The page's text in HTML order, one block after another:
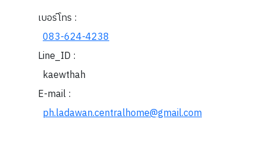
เบอร์โทร :
083-624-4238
Line_ID :
kaewthah
E-mail :
ph.ladawan.centralhome@gmail.com